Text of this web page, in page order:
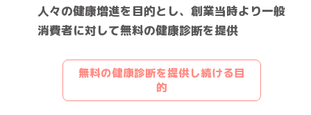
人々の健康増進を目的とし、創業当時より一般
消費者に対して無料の健康診断を提供
無料の健康診断を提供し続ける目
的